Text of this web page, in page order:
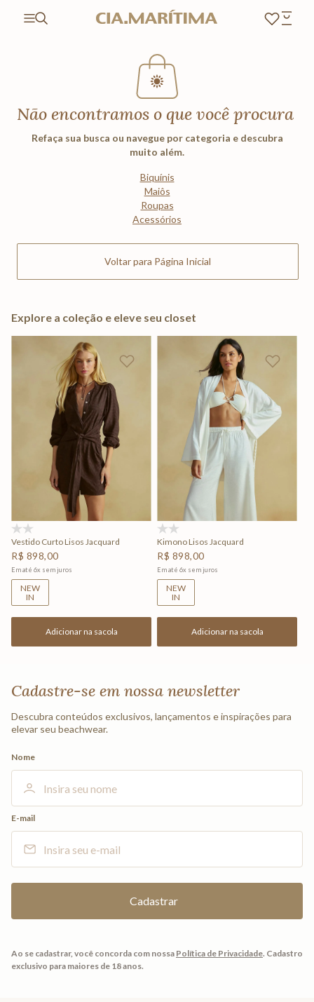
Não encontramos o que você procura
Refaça sua busca ou navegue por categoria e descubra
muito além.
Biquínis
Maiôs
Roupas
Acessórios
Voltar para Página Inicial
Explore a coleção e eleve seu closet
Vestido Curto Lisos Jacquard
R$ 898,00
Em até 6x sem juros
NEW
IN
Adicionar na sacola
Kimono Lisos Jacquard
R$ 898,00
Em até 6x sem juros
NEW
IN
Adicionar na sacola
Cadastre-se em nossa newsletter
Descubra conteúdos exclusivos, lançamentos e inspirações para
elevar seu beachwear.
Nome
E-mail
Ao se cadastrar, você concorda com nossa Política de Privacidade. Cadastro
exclusivo para maiores de 18 anos.